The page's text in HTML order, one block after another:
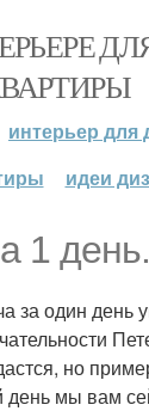
интерьер для
идеи
1 день.
за один день
но
день мы вам